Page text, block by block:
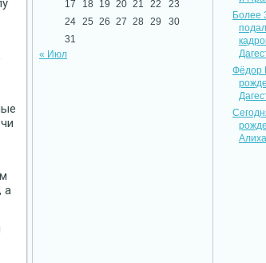
а
17
18 19 20 21 22
23
24 25 26 27 28 29
30
31
« Июл
Более
Фёдор